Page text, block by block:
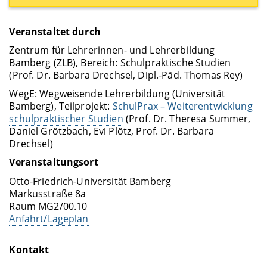
Veranstaltet durch
Zentrum für Lehrerinnen- und Lehrerbildung
Bamberg (ZLB), Bereich: Schulpraktische Studien
(Prof. Dr. Barbara Drechsel, Dipl.-Päd. Thomas Rey)
WegE: Wegweisende Lehrerbildung (Universität
Bamberg), Teilprojekt: SchulPrax – Weiterentwicklung
schulpraktischer Studien (Prof. Dr. Theresa Summer,
Daniel Grötzbach, Evi Plötz, Prof. Dr. Barbara
Drechsel)
Veranstaltungsort
Otto-Friedrich-Universität Bamberg
Markusstraße 8a
Raum MG2/00.10
Anfahrt/Lageplan
Kontakt